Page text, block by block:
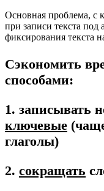
Основная проблема, с
при записи текста под
фиксирования текста
Сэкономить
способами:
1. записывать
ключевые
глаголы)
2. сокращать